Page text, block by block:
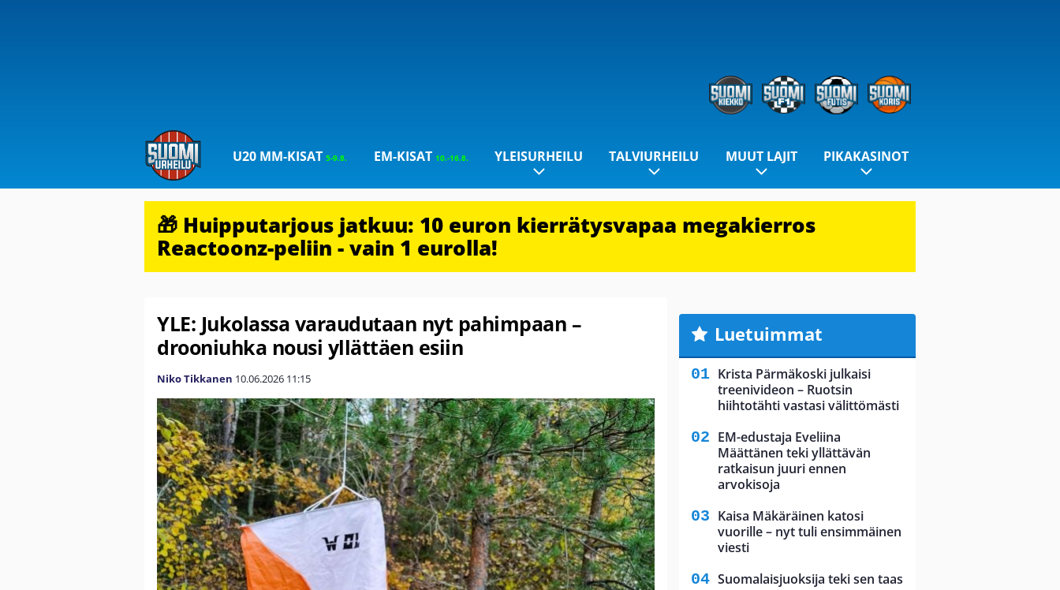
U20 MM-KISAT5-9.8. EM-KISAT 10.-16.8. YLEISURHEILU TALVIURHEILU MUUT LAJIT PIKAKASINOT
🎁 Huipputarjous jatkuu: 10 euron kierrätysvapaa megakierros
Reactoonz-peliin - vain 1 eurolla!
YLE: Jukolassa varaudutaan nyt pahimpaan –
drooniuhka nousi yllättäen esiin
Niko Tikkanen 10.06.2026 11:15
Luetuimmat
Krista Pärmäkoski julkaisi
treenivideon – Ruotsin
hiihtotähti vastasi välittömästi
EM-edustaja Eveliina
Määttänen teki yllättävän
ratkaisun juuri ennen
arvokisoja
Kaisa Mäkäräinen katosi
vuorille – nyt tuli ensimmäinen
viesti
Suomalaisjuoksija teki sen taas